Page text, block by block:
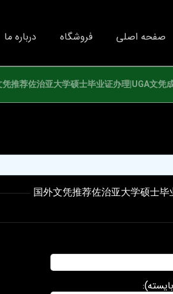
صفحه اصلی فروشگاه درباره ما
凭推荐佐治亚大学硕士毕业证办理|UGA文凭